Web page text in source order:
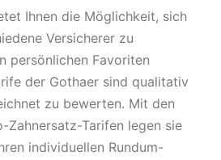
Ihnen die Möglichkeit, sich
Versicherer zu
persönlichen Favoriten
der Gothaer sind qualitativ
zu bewerten. Mit den
Zahnersatz-Tarifen legen sie
individuellen Rundum-